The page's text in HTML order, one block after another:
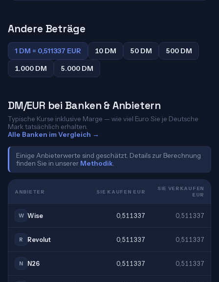
Andere Beträge
1 DM = 0,511337 EUR 10 DM 50 DM
500 DM
1.000 DM
5.000 DM
DM/EUR bei Banken & Anbietern
Typische Kurse inklusive Marge — wie viel Euro Sie je Deutsche
Mark tatsächlich erhalten.
Alle Banken im Vergleich →
Einige Anbieterwerte sind geschätzt. Details zur Berechnung
finden Sie in unserer Methodik
ANBIETER SIE KAUFEN EUR
SIE VERKAUFEN
EUR
W Wise 0,511337 0,511337
R Revolut 0,511337 0,511337
N N26 0,511337 0,511337